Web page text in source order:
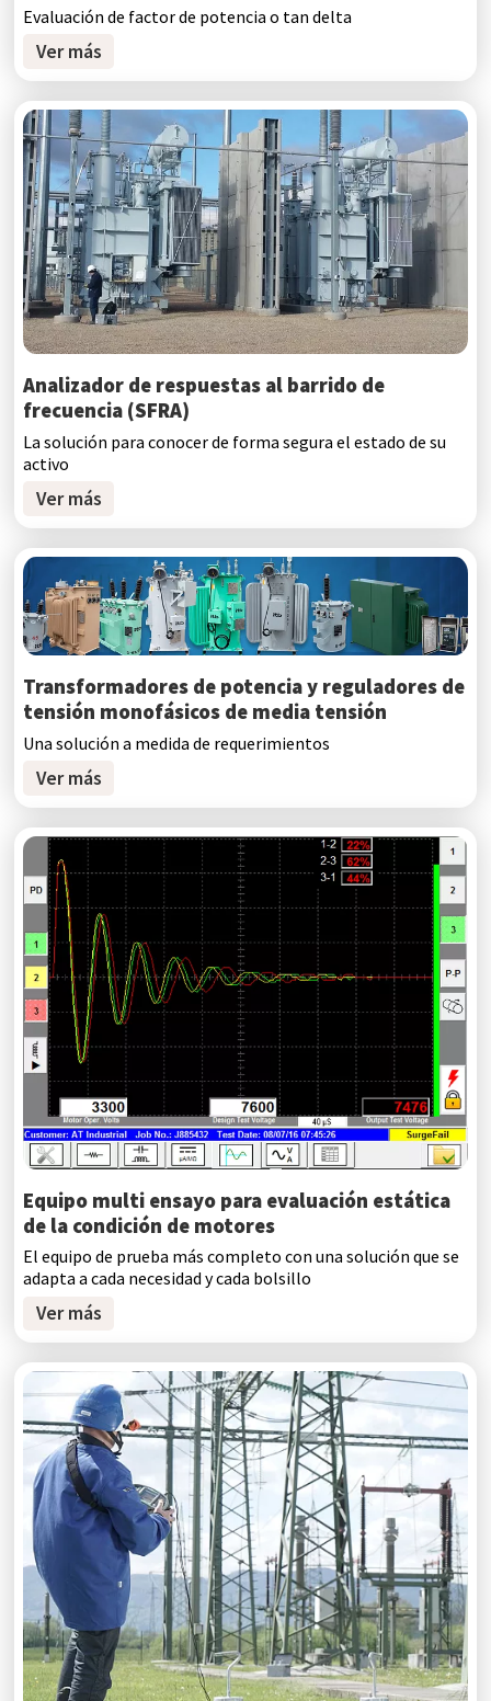
Evaluación de factor de potencia o tan delta
Ver más
Analizador de respuestas al barrido de
frecuencia (SFRA)
La solución para conocer de forma segura el estado de su
activo
Ver más
Transformadores de potencia y reguladores de
tensión monofásicos de media tensión
Una solución a medida de requerimientos
Ver más
Equipo multi ensayo para evaluación estática
de la condición de motores
El equipo de prueba más completo con una solución que se
adapta a cada necesidad y cada bolsillo
Ver más